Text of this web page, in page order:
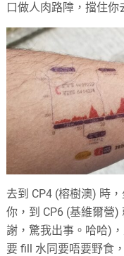
口做人肉路障，擋住你
去到 CP4 (榕樹澳) 時
你，到 CP6 (基維爾營)
謝，驚我出事。哈哈)
要 fill 水同要唔要野食